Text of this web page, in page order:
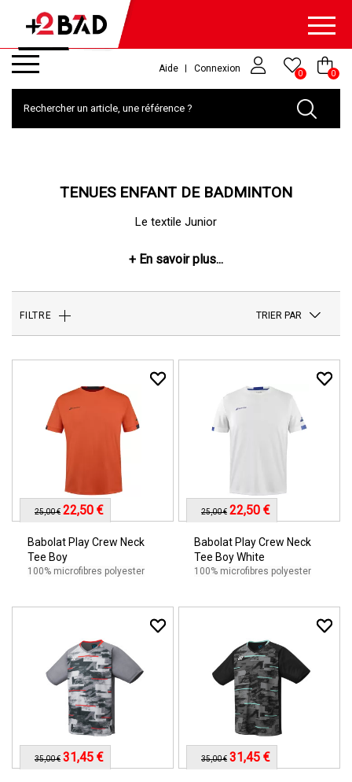
Aide Connexion 0 0
TENUES ENFANT DE BADMINTON
Le textile Junior
FILTRE TRIER PAR
Babolat Play Crew Neck
Tee Boy
100% microfibres polyester
25,00 € 22,50 €
Babolat Play Crew Neck
Tee Boy White
100% microfibres polyester
25,00 € 22,50 €
35,00 € 31,45 € 35,00 € 31,45 €